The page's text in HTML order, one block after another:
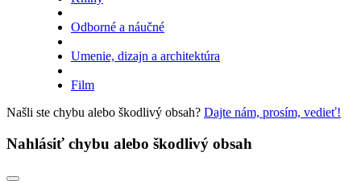
Odborné a náučné
Umenie, dizajn a architektúra
Film
Našli ste chybu alebo škodlivý obsah? Dajte nám, prosím, vedieť!
Nahlásiť chybu alebo škodlivý obsah